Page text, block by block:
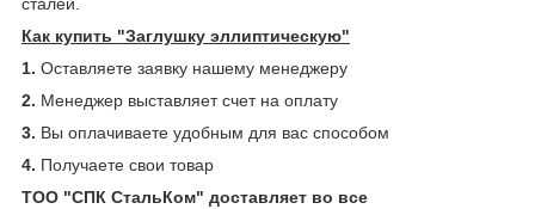
сталей.
Как купить "Заглушку эллиптическую"
1. Оставляете заявку нашему менеджеру
2. Менеджер выставляет счет на оплату
3. Вы оплачиваете удобным для вас способом
4. Получаете свои товар
ТОО "СПК СтальКом" доставляет во все